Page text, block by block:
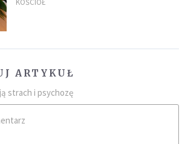
uroczystością. Powodem była
KOŚCIÓŁ
ARTYKUŁ
strach i psychozę